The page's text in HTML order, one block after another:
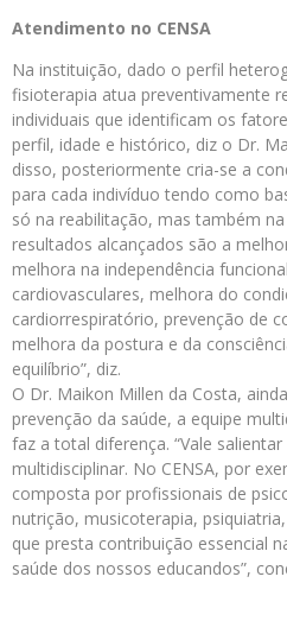
Atendimento no CENSA
Na instituição, dado o perfil
fisioterapia atua preventivamente
individuais que identificam os
perfil, idade e histórico, diz o Dr.
disso, posteriormente cria-se a
para cada indivíduo tendo como
só na reabilitação, mas também
resultados alcançados são a
melhora na independência
cardiovasculares, melhora do
cardiorrespiratório, prevenção de
melhora da postura e da
equilíbrio”, diz.
O Dr. Maikon Millen da Costa,
prevenção da saúde, a equipe
faz a total diferença. “Vale
multidisciplinar. No CENSA, por
composta por profissionais de
nutrição, musicoterapia,
que presta contribuição essencial
saúde dos nossos educandos”,